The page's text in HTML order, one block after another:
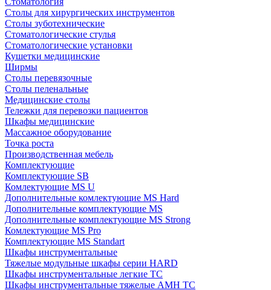
Столы для хирургических инструментов
Столы зуботехнические
Стоматологические стулья
Стоматологические установки
Кушетки медицинские
Ширмы
Столы перевязочные
Столы пеленальные
Медицинские столы
Тележки для перевозки пациентов
Шкафы медицинские
Массажное оборудование
Точка роста
Производственная мебель
Комплектующие
Комплектующие SB
Комлектующие MS U
Дополнительные комлектующие MS Hard
Дополнительные комплектующие MS
Дополнительные комплектующие MS Strong
Комлектующие MS Pro
Комплектующие MS Standart
Шкафы инструментальные
Тяжелые модульные шкафы серии HARD
Шкафы инструментальные легкие ТС
Шкафы инструментальные тяжелые AMH TC